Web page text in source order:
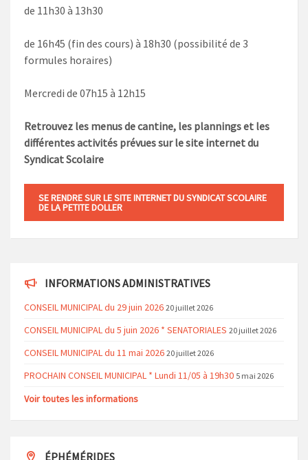
de 11h30 à 13h30
de 16h45 (fin des cours) à 18h30 (possibilité de 3
formules horaires)
Mercredi de 07h15 à 12h15
Retrouvez les menus de cantine, les plannings et les
différentes activités prévues sur le site internet du
Syndicat Scolaire
SE RENDRE SUR LE SITE INTERNET DU SYNDICAT SCOLAIRE
DE LA PETITE DOLLER
INFORMATIONS ADMINISTRATIVES
CONSEIL MUNICIPAL du 29 juin 2026 20 juillet 2026
CONSEIL MUNICIPAL du 5 juin 2026 * SENATORIALES 20 juillet 2026
CONSEIL MUNICIPAL du 11 mai 2026 20 juillet 2026
PROCHAIN CONSEIL MUNICIPAL * Lundi 11/05 à 19h30 5 mai 2026
Voir toutes les informations
ÉPHÉMÉRIDES